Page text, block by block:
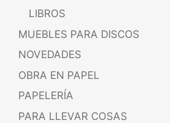
LIBROS
MUEBLES PARA DISCOS
NOVEDADES
OBRA EN PAPEL
PAPELERÍA
PARA LLEVAR COSAS